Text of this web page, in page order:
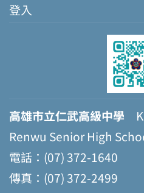
登入
高雄市立仁武高級中學
Renwu Senior High
電話：(07) 372-1640
傳真：(07) 372-2499